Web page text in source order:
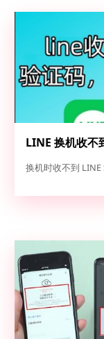
LINE 换机收不
换机时收不到